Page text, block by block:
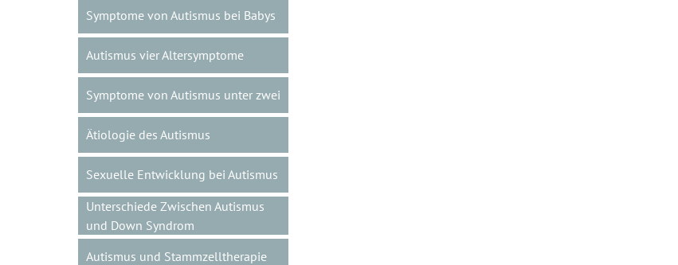
Symptome von Autismus bei Babys
Autismus vier Altersymptome
Symptome von Autismus unter zwei
Ätiologie des Autismus
Sexuelle Entwicklung bei Autismus
Unterschiede Zwischen Autismus
und Down Syndrom
Autismus und Stammzelltherapie